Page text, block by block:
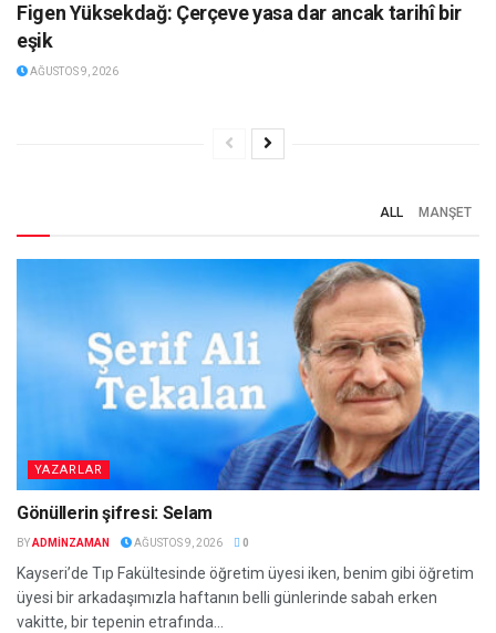
Figen Yüksekdağ: Çerçeve yasa dar ancak tarihî bir
eşik
AĞUSTOS 9, 2026
ALL MANŞET
YAZARLAR
Gönüllerin şifresi: Selam
BYADMINZAMAN AĞUSTOS 9, 2026 0
Kayseri’de Tıp Fakültesinde öğretim üyesi iken, benim gibi öğretim
üyesi bir arkadaşımızla haftanın belli günlerinde sabah erken
vakitte, bir tepenin etrafında...